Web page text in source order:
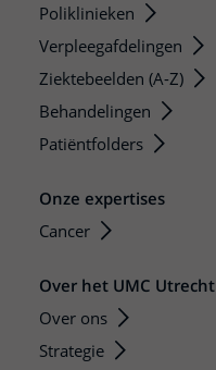
Poliklinieken
Verpleegafdelingen
Ziektebeelden (A-Z)
Behandelingen
Patiëntfolders
Onze expertises
Cancer
Over het UMC Utrecht
Over ons
Strategie